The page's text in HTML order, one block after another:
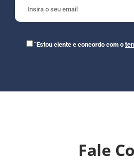
"Estou ciente e concordo com o
Fale